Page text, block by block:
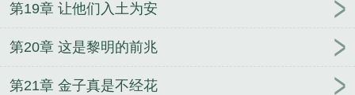
第19章 让他们入土为安
第20章 这是黎明的前兆
第21章 金子真是不经花